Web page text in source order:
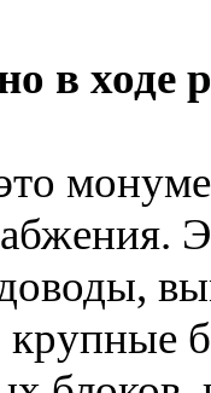
в ходе
крупные